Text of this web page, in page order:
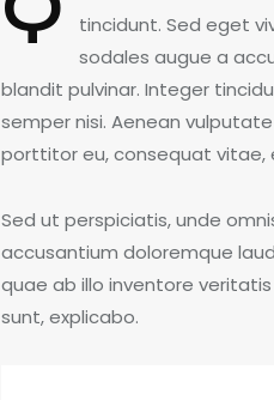
tincidunt. Sed eget
sodales augue a
blandit pulvinar. Integer
semper nisi. Aenean
porttitor eu, consequat vitae,
Sed ut perspiciatis, unde
accusantium doloremque
quae ab illo inventore
sunt, explicabo.